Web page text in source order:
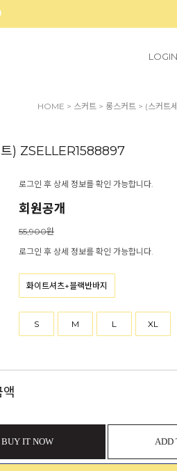
LOGIN
HOME > 스커트 > 롱스커트 > (스커트
) ZSELLER1588897
로그인 후 상세 정보를 확인 가능합니다.
회원공개
55,900원
로그인 후 상세 정보를 확인 가능합니다.
화이트셔츠+블랙반바지
S
M L XL
BUY IT NOW ADD